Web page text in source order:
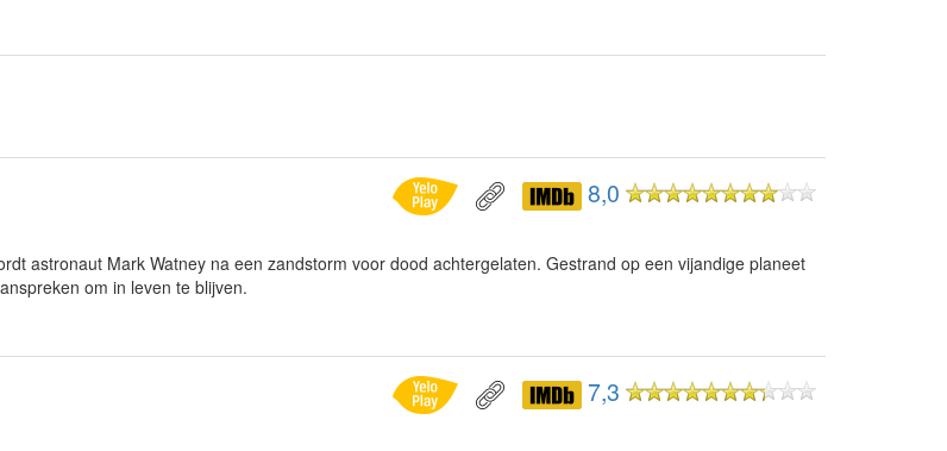
8,0
astronaut Mark Watney na een zandstorm voor dood achtergelaten. Gestrand op een vijandige planeet
om in leven te blijven.
7,3